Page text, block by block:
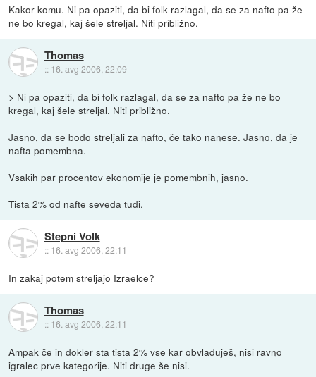
Kakor komu. Ni pa opaziti, da bi folk razlagal, da se za nafto pa že
ne bo kregal, kaj šele streljal. Niti približno.
Thomas
:: 16. avg 2006, 22:09
> Ni pa opaziti, da bi folk razlagal, da se za nafto pa že ne bo
kregal, kaj šele streljal. Niti približno.
Jasno, da se bodo streljali za nafto, če tako nanese. Jasno, da je
nafta pomembna.
Vsakih par procentov ekonomije je pomembnih, jasno.
Tista 2% od nafte seveda tudi.
Stepni Volk
:: 16. avg 2006, 22:11
In zakaj potem streljajo Izraelce?
Thomas
:: 16. avg 2006, 22:11
Ampak če in dokler sta tista 2% vse kar obvladuješ, nisi ravno
igralec prve kategorije. Niti druge še nisi.